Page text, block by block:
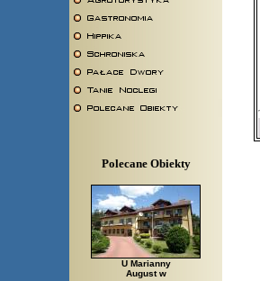
Polecane Obiekty
U Marianny
August w